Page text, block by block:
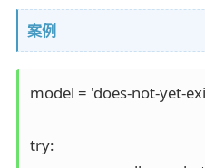
案例
model = 'does-not-yet-
try: